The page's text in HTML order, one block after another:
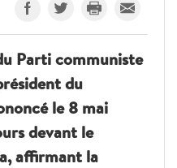
Parti communiste
du
le 8 mai
devant le
affirmant la